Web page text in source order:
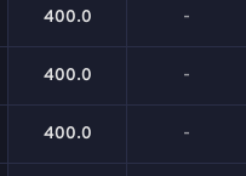
400.0 -
400.0 -
400.0 -